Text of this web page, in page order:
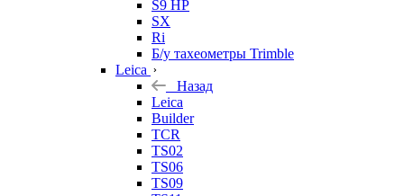
S9 HP
SX
Ri
Б/у тахеометры Trimble
Leica
Назад
Leica
Builder
TCR
TS02
TS06
TS09